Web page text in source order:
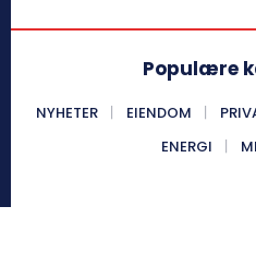
Populære
NYHETER EIENDOM
ENERGI